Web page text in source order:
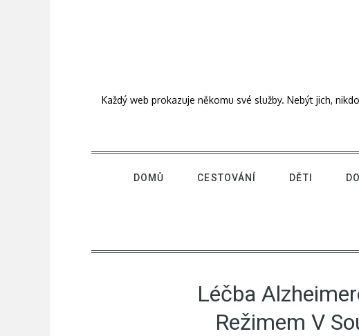
Každý web prokazuje někomu své služby. Nebýt jich,
DOMŮ CESTOVÁNÍ DĚTI
Léčba
Režimem V